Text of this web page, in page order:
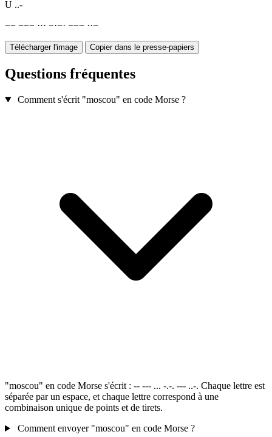
U ..-
−− −−− ··· −·−· −−− ··−
Télécharger l'image Copier dans le presse-papiers
Questions fréquentes
Comment s'écrit "moscou" en code Morse ?
"moscou" en code Morse s'écrit : -- --- ... -.-. --- ..-. Chaque lettre est
séparée par un espace, et chaque lettre correspond à une
combinaison unique de points et de tirets.
Comment envoyer "moscou" en code Morse ?